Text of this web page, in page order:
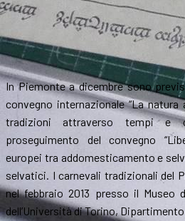
In Piemonte a dicembre sono
convegno internazionale “La
tradizioni attraverso tempi e
proseguimento del convegno
europei tra addomesticamento e
selvatici. I carnevali tradizionali del
nel febbraio 2013 presso il Museo
dell’Università di Torino,